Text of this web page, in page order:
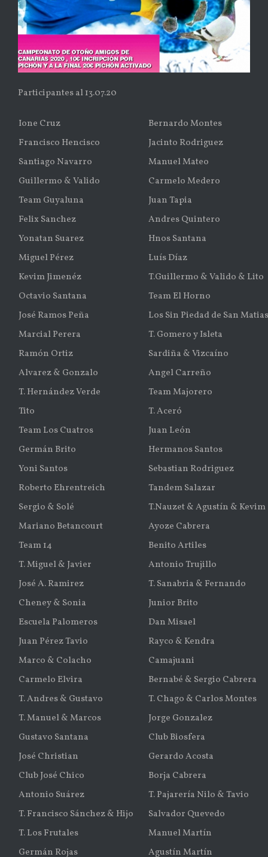
Participantes al 13.07.20
Ione Cruz
Bernardo Montes
Francisco Hencisco
Jacinto Rodriguez
Santiago Navarro
Manuel Mateo
Guillermo & Valido
Carmelo Medero
Team Guyaluna
Juan Tapia
Felix Sanchez
Andres Quintero
Yonatan Suarez
Hnos Santana
Miguel Pérez
Luís Díaz
Kevim Jimenéz
T.Guillermo & Valido & Lito
Octavio Santana
Team El Horno
José Ramos Peña
Los Sin Piedad de San Matias
Marcial Perera
T. Gomero y Isleta
Ramón Ortiz
Sardiña & Vizcaíno
Alvarez & Gonzalo
Angel Carreño
T. Hernández Verde
Team Majorero
Tito
T. Aceró
Team Los Cuatros
Juan León
Germán Brito
Hermanos Santos
Yoni Santos
Sebastian Rodriguez
Roberto Ehrentreich
Tandem Salazar
Sergio & Solé
T.Nauzet & Agustín & Kevim
Mariano Betancourt
Ayoze Cabrera
Team 14
Benito Artiles
T. Miguel & Javier
Antonio Trujillo
José A. Ramirez
T. Sanabria & Fernando
Cheney & Sonia
Junior Brito
Escuela Palomeros
Dan Misael
Juan Pérez Tavio
Rayco & Kendra
Marco & Colacho
Camajuani
Carmelo Elvira
Bernabé & Sergio Cabrera
T. Andres & Gustavo
T. Chago & Carlos Montes
T. Manuel & Marcos
Jorge Gonzalez
Gustavo Santana
Club Biosfera
José Christian
Gerardo Acosta
Club José Chico
Borja Cabrera
Antonio Suárez
T. Pajarería Nilo & Tavio
T. Francisco Sánchez & Hijo
Salvador Quevedo
T. Los Frutales
Manuel Martín
Germán Rojas
Agustín Martín